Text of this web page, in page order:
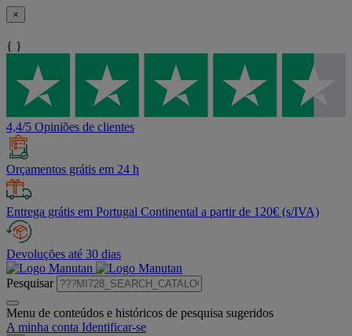
×
{ }
4,4/5 Opiniões de clientes
Orçamentos grátis em 24 h
Entrega grátis em Portugal Continental a partir de 120€ (s/IVA)
Devoluções até 30 dias
Pesquisar
Menu de conteúdos e históricos de pesquisa sugeridos
A minha conta Identificar-se